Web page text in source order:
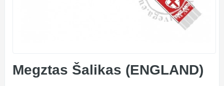
Megztas Šalikas (ENGLAND)